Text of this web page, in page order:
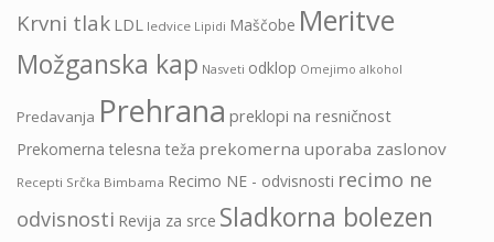
Krvni tlak LDL ledvice Lipidi Maščobe Meritve
Možganska kap Nasveti odklop Omejimo alkohol
Predavanja Prehrana preklopi na resničnost
Prekomerna telesna teža prekomerna uporaba zaslonov
Recepti Srčka Bimbama Recimo NE - odvisnosti recimo ne
odvisnosti Revija za srce Sladkorna bolezen